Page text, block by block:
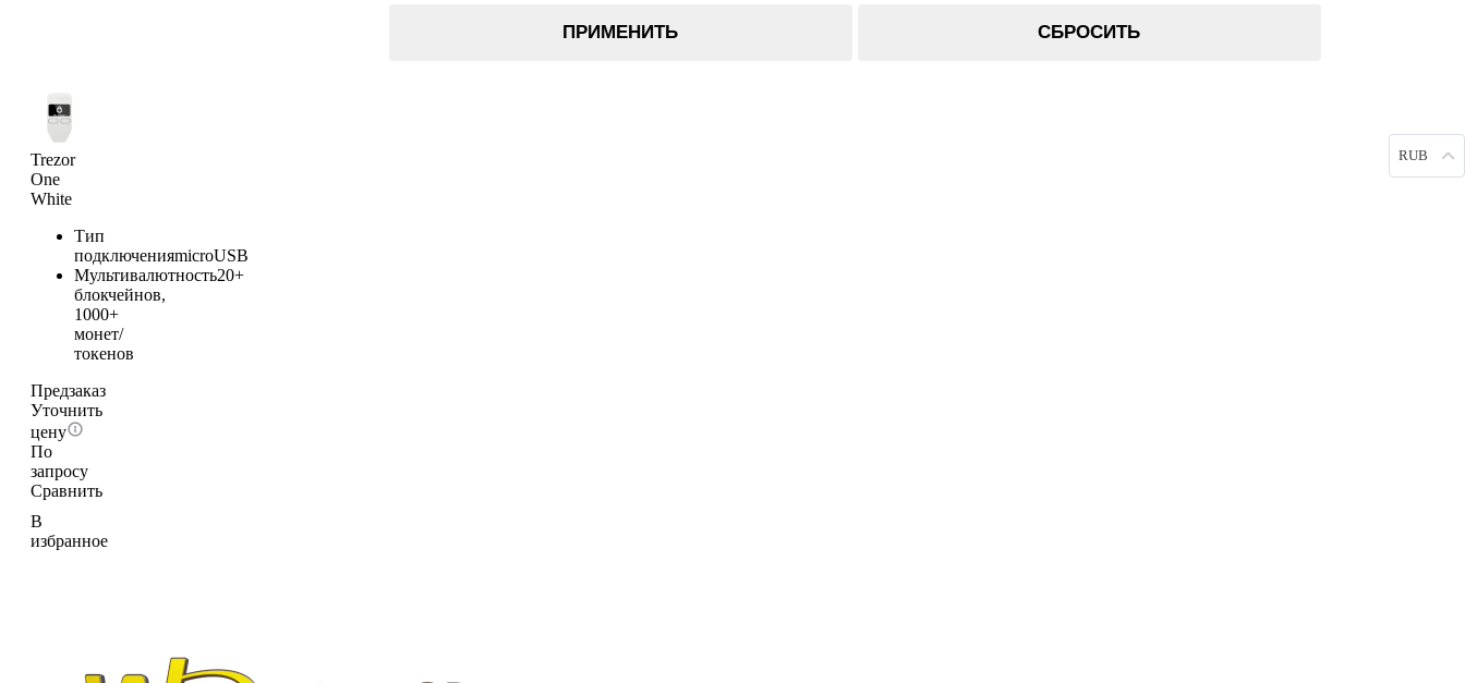
ПРИМЕНИТЬ СБРОСИТЬ
Trezor
One
White
Тип
подключенияmicroUSB
Мультивалютность20+
блокчейнов,
1000+
монет/
токенов
Предзаказ
Уточнить
цену
По
запросу
Сравнить
В
избранное
RUB